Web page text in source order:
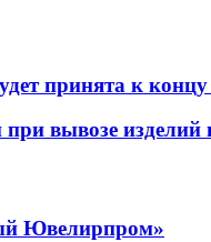
принята к
вывозе
Ювелирпром»